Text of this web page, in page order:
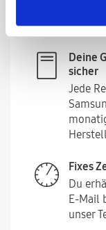
dauern
Deine
sicher
Jede
Fixes
Du
E-Mail
unser